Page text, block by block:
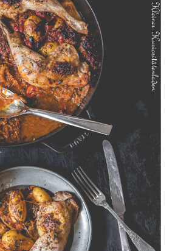
auf Paprikakraut und kleinen
Kartoffeln